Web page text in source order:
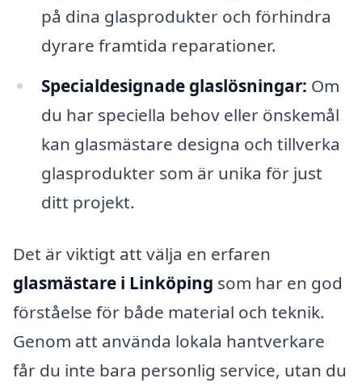
på dina glasprodukter och förhindra
dyrare framtida reparationer.
Specialdesignade glaslösningar: Om
du har speciella behov eller önskemål
kan glasmästare designa och tillverka
glasprodukter som är unika för just
ditt projekt.
Det är viktigt att välja en erfaren
glasmästare i Linköping som har en god
förståelse för både material och teknik.
Genom att använda lokala hantverkare
får du inte bara personlig service, utan du